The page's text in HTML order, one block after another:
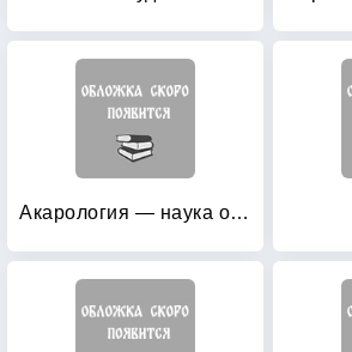
Акарология — наука о клещах: история развития: Современное состояние. Систематика